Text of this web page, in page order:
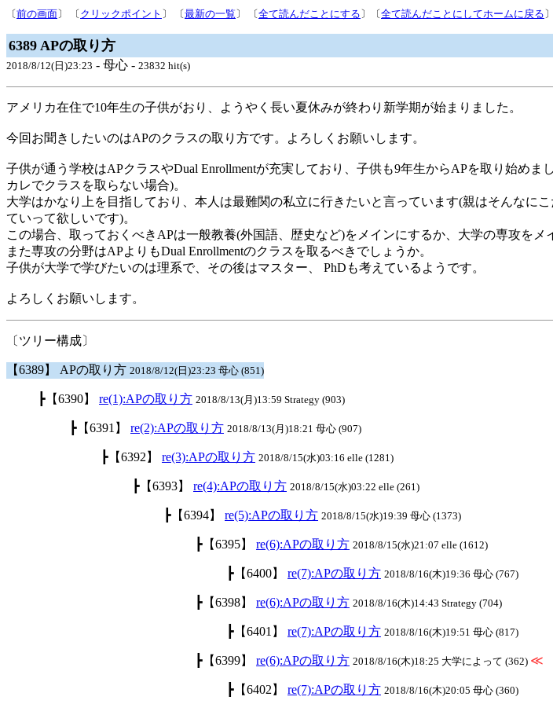
〔前の画面〕 〔 クリックポイント 〕 〔最新の一覧 〕 〔全て読んだことにする 〕〔全て読んだことにしてホームに戻る
6389 APの取り方
2018/8/12(日)23:23 - 母心 - 23832 hit(s)
アメリカ在住で10年生の子供がおり、ようやく長い夏休みが終わり新学期が始まりました。
今回お聞きしたいのはAPのクラスの取り方です。よろしくお願いします。
子供が通う学校はAPクラスやDual Enrollmentが充実しており、子供も9年生からAPを取り始め
カレでクラスを取らない場合)。
大学はかなり上を目指しており、本人は最難関の私立に行きたいと言っています(親はそんなに
ていって欲しいです)。
この場合、取っておくべきAPは一般教養(外国語、歴史など)をメインにするか、大学の専攻を
また専攻の分野はAPよりもDual Enrollmentのクラスを取るべきでしょうか。
子供が大学で学びたいのは理系で、その後はマスター、 PhDも考えているようです。
よろしくお願いします。
〔ツリー構成〕
【6389】 APの取り方 2018/8/12(日)23:23 母心 (851)
┣【6390】 re(1):APの取り方 2018/8/13(月)13:59 Strategy (903)
┣【6391】 re(2):APの取り方 2018/8/13(月)18:21 母心 (907)
┣【6392】 re(3):APの取り方 2018/8/15(水)03:16 elle (1281)
┣【6393】 re(4):APの取り方 2018/8/15(水)03:22 elle (261)
┣【6394】 re(5):APの取り方 2018/8/15(水)19:39 母心 (1373)
┣【6395】 re(6):APの取り方 2018/8/15(水)21:07 elle (1612)
┣【6400】 re(7):APの取り方 2018/8/16(木)19:36 母心 (767)
┣【6398】 re(6):APの取り方 2018/8/16(木)14:43 Strategy (704)
┣【6401】 re(7):APの取り方 2018/8/16(木)19:51 母心 (817)
┣【6399】 re(6):APの取り方 2018/8/16(木)18:25 大学によって (362) ≪
┣【6402】 re(7):APの取り方 2018/8/16(木)20:05 母心 (360)